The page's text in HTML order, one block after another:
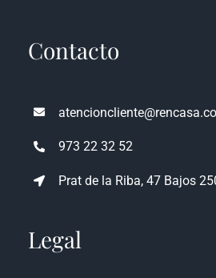
Contacto
973 22 32 52
Prat de la Riba, 47 Bajos
Legal